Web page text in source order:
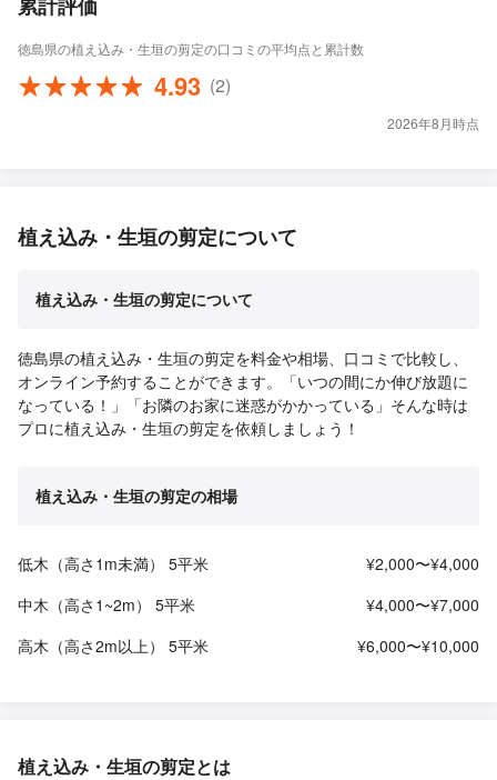
徳島県の植え込み・生垣の剪定の口コミの平均点と累計数
4.93 (2)
2026年8月時点
植え込み・生垣の剪定について
植え込み・生垣の剪定について
徳島県の植え込み・生垣の剪定を料金や相場、口コミで比較し、
オンライン予約することができます。「いつの間にか伸び放題に
なっている！」「お隣のお家に迷惑がかかっている」そんな時は
プロに植え込み・生垣の剪定を依頼しましょう！
植え込み・生垣の剪定の相場
低木（高さ1m未満） 5平米
¥2,000〜¥4,000
中木（高さ1~2m） 5平米
¥4,000〜¥7,000
高木（高さ2m以上） 5平米
¥6,000〜¥10,000
植え込み・生垣の剪定とは